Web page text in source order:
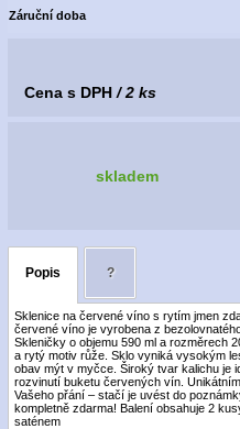
Záruční doba
Cena s DPH / 2 ks
skladem
Popis ?
Sklenice na červené víno s rytím jmen
červené víno je vyrobena z
Skleničky o objemu 590 ml a rozměrech
a rytý motiv růže. Sklo vyniká vysokým
obav mýt v myčce. Široký tvar kalichu je
rozvinutí buketu červených vín.
Vašeho přání – stačí je uvést do
kompletně zdarma! Balení obsahuje 2
saténem